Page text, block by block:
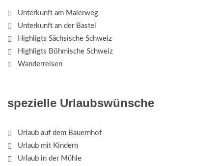
Unterkunft am Malerweg
Unterkunft an der Bastei
Highligts Sächsische Schweiz
Highligts Böhmische Schweiz
Wanderreisen
spezielle Urlaubswünsche
Urlaub auf dem Bauernhof
Urlaub mit Kindern
Urlaub in der Mühle